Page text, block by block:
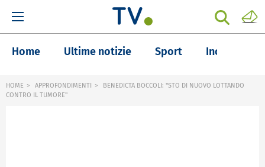
Home Ultime notizie Sport Inchieste
HOME APPROFONDIMENTI
BENEDICTA BOCCOLI: "STO DI NUOVO LOTTANDO
CONTRO IL TUMORE"